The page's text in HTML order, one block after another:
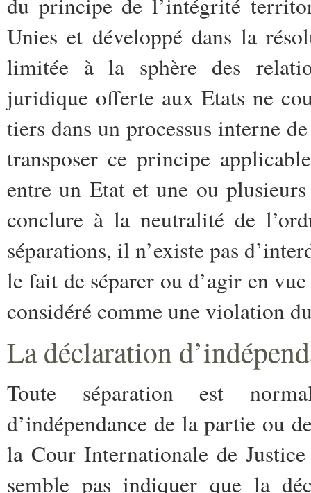
Unies et développé dans la
limitée à la sphère des
juridique offerte aux Etats ne
tiers dans un processus interne
transposer ce principe
entre un Etat et une ou
conclure à la neutralité de
séparations, il n’existe pas
le fait de séparer ou d’agir en
considéré comme une violation
La déclaration
Toute séparation est
d’indépendance de la partie ou
la Cour Internationale de
semble pas indiquer que la